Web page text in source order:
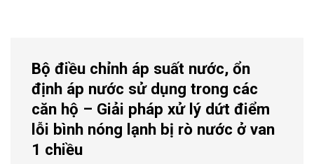
Bộ điều chỉnh áp suất nước, ổn
định áp nước sử dụng trong các
căn hộ – Giải pháp xử lý dứt điểm
lỗi bình nóng lạnh bị rò nước ở van
1 chiều